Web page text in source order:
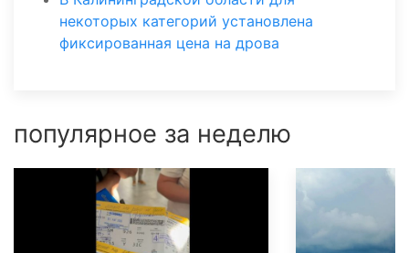
некоторых категорий установлена
фиксированная цена на дрова
популярное за неделю